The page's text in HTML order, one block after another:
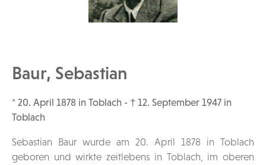
Baur, Sebastian
* 20. April 1878 in Toblach - † 12. September 1947 in
Toblach
Sebastian Baur wurde am 20. April 1878 in Toblach
geboren und wirkte zeitlebens in Toblach, im oberen